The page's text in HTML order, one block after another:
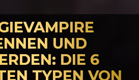
UND
DIE 6
TYPEN VON
befinden sich hier: